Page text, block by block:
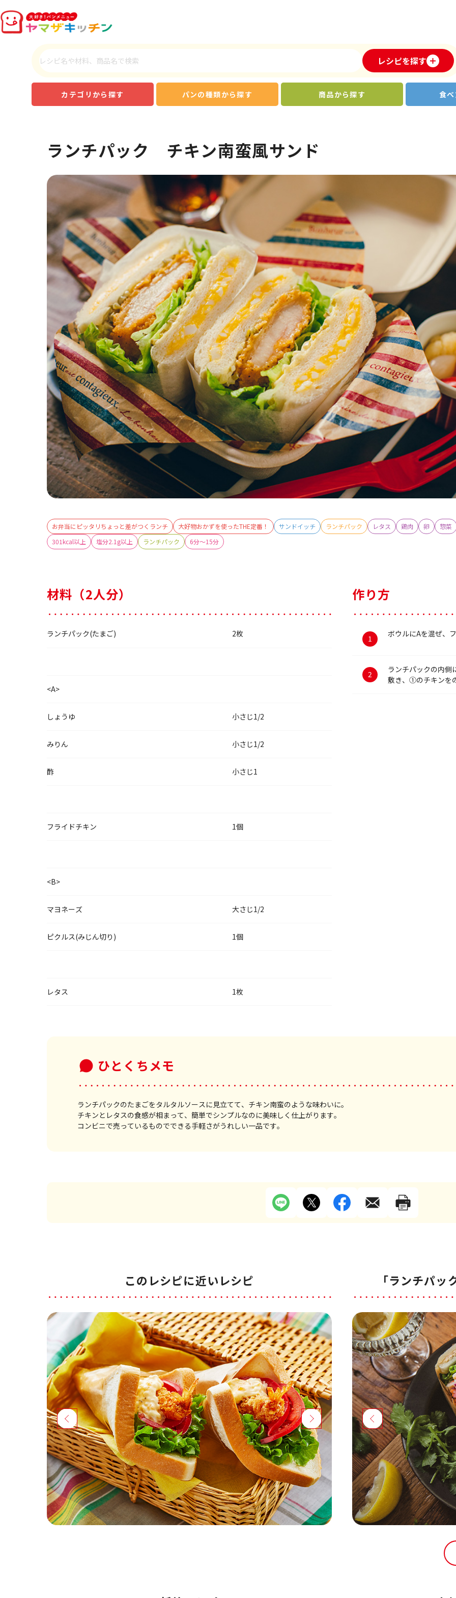
レシピを探す
カテゴリから探す パンの種類から探す 商品から探す 食
ランチパック チキン南蛮風サンド
お弁当にピッタリちょっと差がつくランチ 大好物おかずを使ったTHE定番！ サンドイッチ ランチパック レタス 鶏肉 卵
惣菜
301kcal以上
塩分2.1g以上 ランチパック 6分～15分
材料（2人分）
ランチパック(たまご) 2枚
<A>
しょうゆ 小さじ1/2
みりん 小さじ1/2
酢 小さじ1
フライドチキン 1個
<B>
マヨネーズ 大さじ1/2
ピクルス(みじん切り) 1個
レタス 1枚
作り方
ボウルにAを混ぜ、
ランチパックの内側
敷き、①のチキンを
ひとくちメモ
ランチパックのたまごをタルタルソースに見立てて、チキン南蛮のような味わいに。
チキンとレタスの食感が相まって、簡単でシンプルなのに美味しく仕上がります。
コンビニで売っているものでできる手軽さがうれしい一品です。
このレシピに近いレシピ 「ランチパ